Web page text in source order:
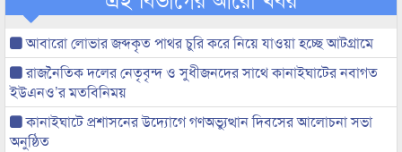
আবারো লোভার জব্দকৃত পাথর চুরি করে নিয়ে যাওয়া হচ্ছে আটগ্রামে
রাজনৈতিক দলের নেতৃবৃন্দ ও সুধীজনদের সাথে কানাইঘাটের নবাগত
ইউএনও’র মতবিনিময়
কানাইঘাটে প্রশাসনের উদ্যোগে গণঅভ্যুত্থান দিবসের আলোচনা সভা
অনুষ্ঠিত